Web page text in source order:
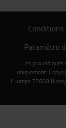
Paramètre
Les prix
uniquement.
l'Europe 77600